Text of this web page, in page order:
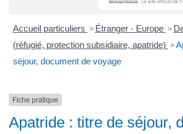
Accueil particuliers > Étranger - Europe >
(réfugié, protection subsidiaire, apatride) >
séjour, document de voyage
Fiche pratique
Apatride : titre de séjour,